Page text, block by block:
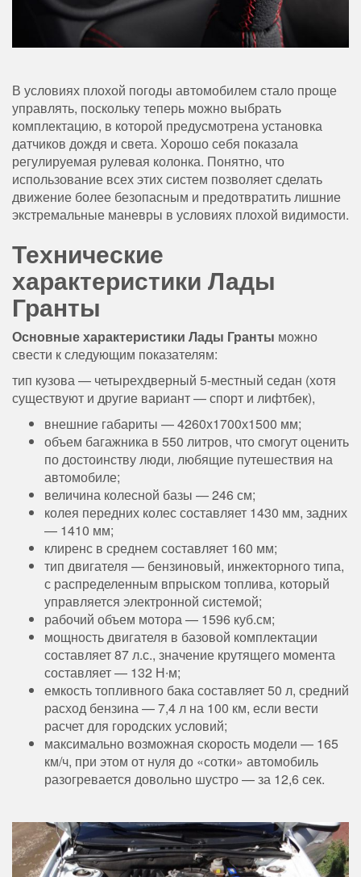
В условиях плохой погоды автомобилем стало проще
управлять, поскольку теперь можно выбрать
комплектацию, в которой предусмотрена установка
датчиков дождя и света. Хорошо себя показала
регулируемая рулевая колонка. Понятно, что
использование всех этих систем позволяет сделать
движение более безопасным и предотвратить лишние
экстремальные маневры в условиях плохой видимости.
Технические
характеристики Лады
Гранты
Основные характеристики Лады Гранты можно
свести к следующим показателям:
тип кузова — четырехдверный 5-местный седан (хотя
существуют и другие вариант — спорт и лифтбек),
внешние габариты — 4260х1700х1500 мм;
объем багажника в 550 литров, что смогут оценить
по достоинству люди, любящие путешествия на
автомобиле;
величина колесной базы — 246 см;
колея передних колес составляет 1430 мм, задних
— 1410 мм;
клиренс в среднем составляет 160 мм;
тип двигателя — бензиновый, инжекторного типа,
с распределенным впрыском топлива, который
управляется электронной системой;
рабочий объем мотора — 1596 куб.см;
мощность двигателя в базовой комплектации
составляет 87 л.с., значение крутящего момента
составляет — 132 Н∙м;
емкость топливного бака составляет 50 л, средний
расход бензина — 7,4 л на 100 км, если вести
расчет для городских условий;
максимально возможная скорость модели — 165
км/ч, при этом от нуля до «сотки» автомобиль
разогревается довольно шустро — за 12,6 сек.